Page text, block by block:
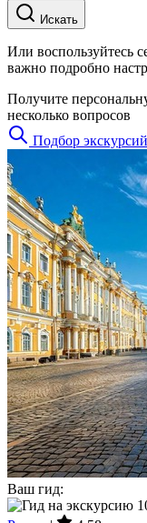
Искать
Или воспользуйтесь
важно подробно
Получите
несколько вопросов
Подбор экскурсий
Ваш гид: